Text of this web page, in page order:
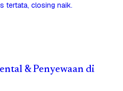
tertata, closing naik.
& Penyewaan di